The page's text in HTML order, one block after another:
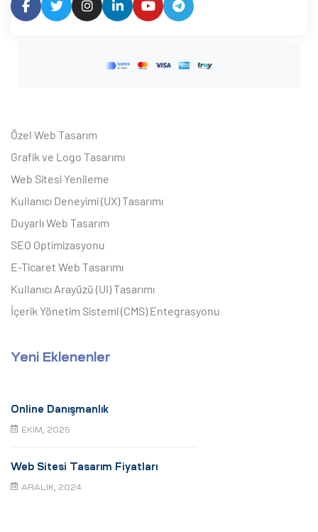
Özel Web Tasarım
Grafik ve Logo Tasarımı
Web Sitesi Yenileme
Kullanıcı Deneyimi (UX) Tasarımı
Duyarlı Web Tasarım
SEO Optimizasyonu
E-Ticaret Web Tasarımı
Kullanıcı Arayüzü (UI) Tasarımı
İçerik Yönetim Sistemi (CMS) Entegrasyonu
Yeni Eklenenler
Online Danışmanlık
EKIM, 2025
Web Sitesi Tasarım Fiyatları
ARALIK, 2024